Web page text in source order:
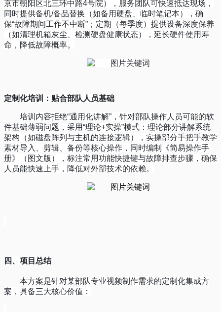
京市朝阳区北三环中路4号院），服务团队可快速抵达现场，
同时提供备机/备品替换（如备用硬盘、临时笔记本），确
保“故障期间工作不中断” ；定期（每季度）提供设备深度保养
（如清理机箱灰尘、检测硬盘健康状态），延长硬件使用寿
命，降低故障概率。
定制化培训：贴合部队人员基础
培训内容拒绝“通用化讲解” ，针对部队操作人员可能的软
件基础薄弱问题，采用“理论+实操”模式：理论部分讲解系统
架构（如磁盘阵列与主机的连接逻辑），实操部分手把手教学
素材导入、剪辑、备份等核心操作，同时编制《简易操作手
册》（图文版），标注常用功能快捷键与故障排查步骤，确保
人员能快速上手，降低对外部技术的依赖。
四、项目总结
本方案是针对某部队专业视频制作需求的定制化集成方
案，具备三大核心价值：